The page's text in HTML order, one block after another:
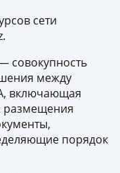
сети
совокупность
между
включающая
размещения
порядок